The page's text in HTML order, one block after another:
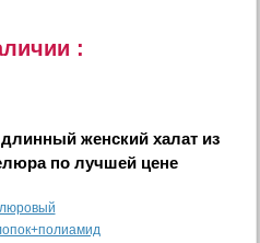
:
длинный женский халат из
по лучшей цене